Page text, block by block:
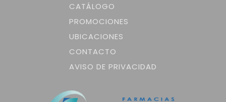
CATÁLOGO
PROMOCIONES
UBICACIONES
CONTACTO
AVISO DE PRIVACIDAD